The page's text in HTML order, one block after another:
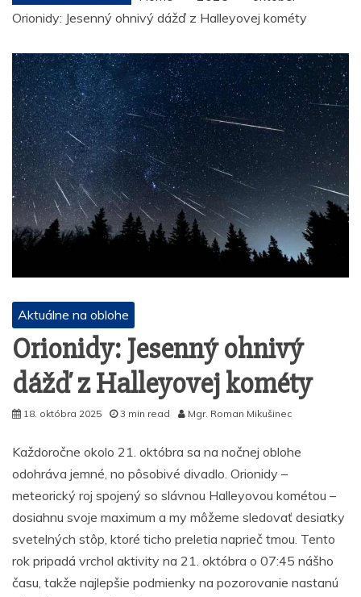
Orionidy: Jesenný ohnivý dážď z Halleyovej kométy
Aktuálne na oblohe
Orionidy: Jesenný ohnivý
dážď z Halleyovej kométy
18. októbra 2025 3 min read Mgr. Roman Mikušinec
Každoročne okolo 21. októbra sa na nočnej oblohe
odohráva jemné, no pôsobivé divadlo. Orionidy –
meteorický roj spojený so slávnou Halleyovou kométou –
dosiahnu svoje maximum a my môžeme sledovať desiatky
svetelných stôp, ktoré ticho preletia naprieč tmou. Tento
rok pripadá vrchol aktivity na 21. októbra o 07:45 nášho
času, takže najlepšie podmienky na pozorovanie nastanú